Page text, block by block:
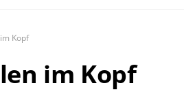
Kopf
im Kopf